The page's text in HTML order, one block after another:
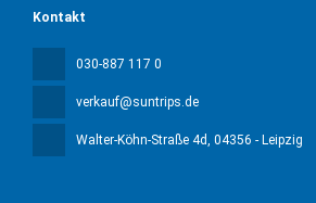
Kontakt
030-887 117 0
verkauf@suntrips.de
Walter-Köhn-Straße 4d , 04356 - Leipzig